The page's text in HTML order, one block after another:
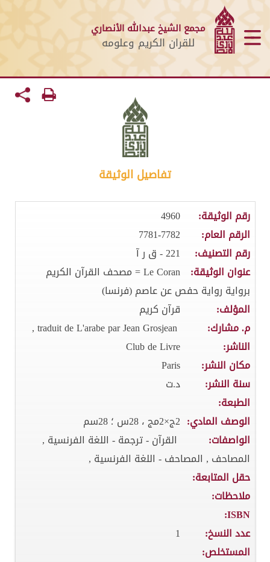
مجمع الشيخ عبدالله الأنصاري
للقران الكريم وعلومه
تفاصيل الوثيقة
رقم الوثيقة:
4960
الرقم العام:
7781-7782
رقم التصنيف:
221 - ق ر آ
عنوان الوثيقة:
Le Coran = مصحف القرآن الكريم
برواية رواية حفص عن عاصم (فرنسا)
المؤلف:
قرآن كريم
م. مشارك:
traduit de L'arabe par Jean Grosjean ,
الناشر:
Club de Livre
مكان النشر:
Paris
سنة النشر:
د.ت
الطبعة:
الوصف المادي: 2ج×2مج ، 28س ؛ 28سم
الواصفات:
القرآن - ترجمة - اللغة الفرنسية ,
المصاحف , المصاحف - اللغة الفرنسية ,
حقل المتابعة:
ملاحظات:
ISBN:
عدد النسخ:
1
المستخلص: